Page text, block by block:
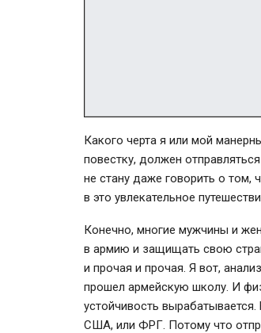
Какого черта я или мой
повестку, должен
не стану даже говорить о том,
в это увлекательное
Конечно, многие мужчины и
в армию и защищать свою
и прочая и прочая. Я вот,
прошел армейскую школу. И
устойчивость
США, или ФРГ. Потому что